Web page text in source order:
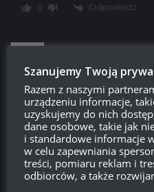
0 Odpowiedz
hardv 09:23, 7 maja
Czyli całe 2 dni na x2 doś
100-200 tyś exp dziennie
0 Odpowiedz
Xd hardv
Szanujemy Twoją
Razem z naszymi
urządzeniu informacje,
uzyskujemy do nich
dane osobowe, takie jak
i standardowe informacje
w celu zapewniania
treści, pomiaru reklam i
odbiorców, a także